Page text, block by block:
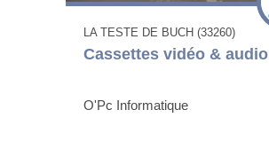
LA TESTE DE BUCH (33260)
Cassettes vidéo & audio
O'Pc Informatique